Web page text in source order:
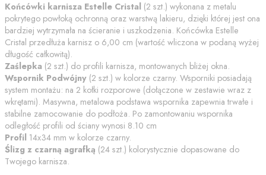
Końcówki karnisza Estelle Cristal (2 szt.) wykonana z metalu
pokrytego powłoką ochronną oraz warstwą lakieru, dzięki której jest ona
bardziej wytrzymała na ścieranie i uszkodzenia. Końcówka Estelle
Cristal przedłuża karnisz o 6,00 cm (wartość wliczona w podaną wyżej
długość całkowitą).
Zaślepka (2 szt.) do profili karnisza, montowanych bliżej okna.
Wspornik Podwójny (2 szt.) w kolorze czarny. Wsporniki posiadają
system montażu: na 2 kołki rozporowe (dołączone w zestawie wraz z
wkrętami). Masywna, metalowa podstawa wspornika zapewnia trwałe i
stabilne zamocowanie do podłoża. Po zamontowaniu wspornika
odległość profili od ściany wynosi 8.10 cm
Profil 14x34 mm w kolorze czarny.
Ślizg z czarną agrafką (24 szt.) kolorystycznie dopasowane do
Twojego karnisza.